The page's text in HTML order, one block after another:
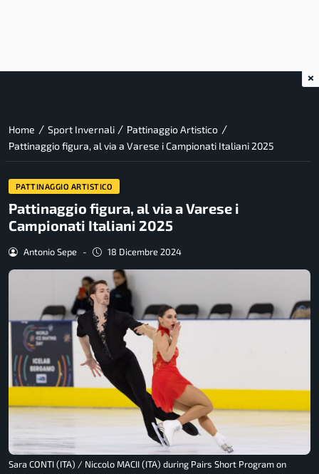
Home / Sport Invernali / Pattinaggio Artistico /
Pattinaggio figura, al via a Varese i Campionati Italiani 2025
PATTINAGGIO ARTISTICO
Pattinaggio figura, al via a Varese i
Campionati Italiani 2025
Antonio Sepe - 18 Dicembre 2024
Sara CONTI (ITA) / Niccolo MACII (ITA) during Pairs Short Program on
×